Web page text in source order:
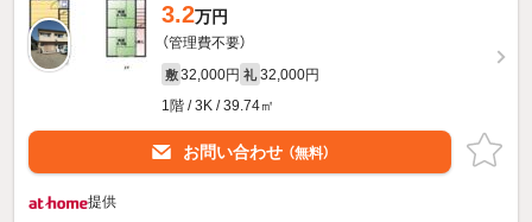
3.2万円
（管理費不要）
敷 32,000円 礼 32,000円
1階 / 3K / 39.74㎡
お問い合わせ （無料）
提供